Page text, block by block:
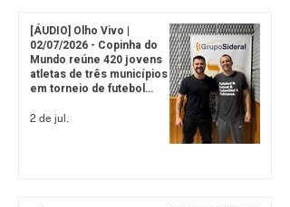
[ÁUDIO] Olho Vivo |
02/07/2026 - Copinha do
Mundo reúne 420 jovens
atletas de três municípios
em torneio de futebol
2 de jul.